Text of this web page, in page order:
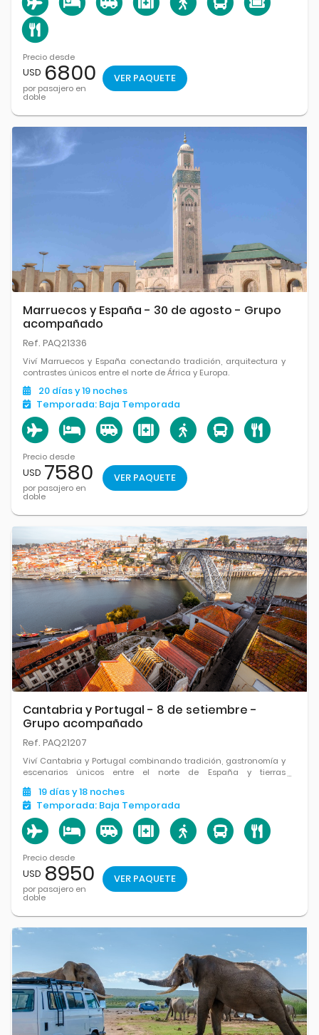
Precio desde
USD 6800
por pasajero en
doble
VER PAQUETE
Marruecos y España - 30 de agosto - Grupo
acompañado
Ref. PAQ21336
Viví Marruecos y España conectando tradición, arquitectura y
contrastes únicos entre el norte de África y Europa.
20 díasy 19 noches
Temporada: Baja Temporada
Precio desde
USD 7580
por pasajero en
doble
VER PAQUETE
Cantabria y Portugal - 8 de setiembre -
Grupo acompañado
Ref. PAQ21207
Viví Cantabria y Portugal combinando tradición, gastronomía y
escenarios únicos entre el norte de España y tierras
portuguesas.
19 díasy 18 noches
Temporada: Baja Temporada
Precio desde
USD 8950
por pasajero en
doble
VER PAQUETE